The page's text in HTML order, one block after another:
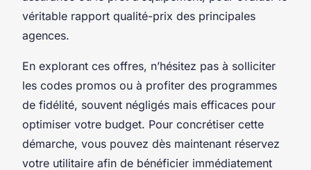
véritable rapport qualité-prix des principales
agences.
En explorant ces offres, n’hésitez pas à solliciter
les codes promos ou à profiter des programmes
de fidélité, souvent négligés mais efficaces pour
optimiser votre budget. Pour concrétiser cette
démarche, vous pouvez dès maintenant réservez
votre utilitaire afin de bénéficier immédiatement